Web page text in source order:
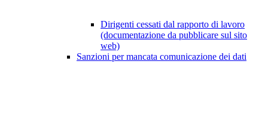
Dirigenti cessati dal rapporto di lavoro
(documentazione da pubblicare sul sito
web)
Sanzioni per mancata comunicazione dei dati